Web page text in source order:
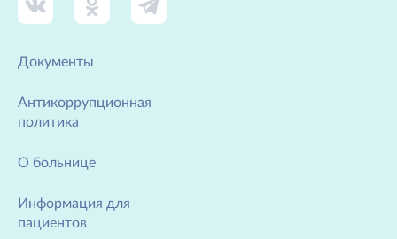
Документы
Антикоррупционная
политика
О больнице
Информация для
пациентов